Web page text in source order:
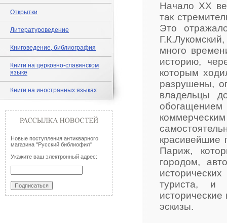
Открытки
Литературоведение
Книговедение, библиография
Книги на церковно-славянском
языке
Книги на иностранных языках
Новые поступления антикварного
магазина "Русский библиофил"
Укажите ваш электронный адрес:
Начало ХХ
так
Это
много
историю,
которым
разрушены,
владельцы
красивейшие
Париж,
городом,
туриста, и
эскизы.